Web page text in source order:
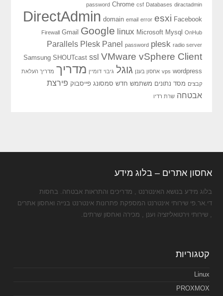
password Chrome csf Databases diractadmin
DirectAdmin domain email error esxi Facebook
Firewall Gmail Google linux Microsoft Mysql OnHub
Parallels Plesk Panel password plesk radio server
Samsung SHOUTcast ssl VMware vSphere Client
vps wordpress אחסון בענן גוגל גיבוי דומיין מדריך מדריך העלאת
קבצים מסד נתונים משתמש חדש סמסונג פייסבוק פירצת
אבטחה שרת רדיו
אחסון אתרים – בלוג מידע
בלוג מידע בנושא האינטרנט , מדריכים והתראות אבטחה. בחסות
די.אר.פי שירותי אינטרנט המספקת פתרונות אינטרנט בנייה ואחסון אתרים
, שירותי וירטואליזציה וענן , מכירה ואחסון שרתים.
קטגוריות
Linux
PROXMOX